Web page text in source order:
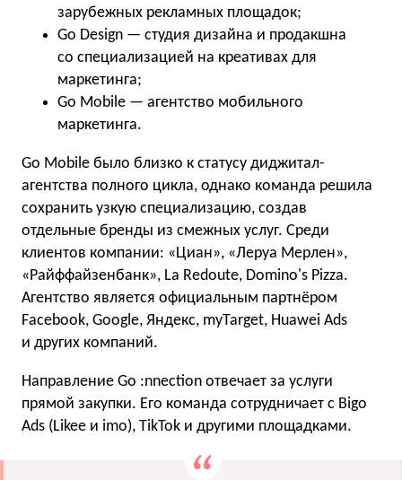
зарубежных рекламных площадок;
Go Design — студия дизайна и продакшна
со специализацией на креативах для
маркетинга;
Go Mobile — агентство мобильного
маркетинга.
Go Mobile было близко к статусу диджитал-
агентства полного цикла, однако команда решила
сохранить узкую специализацию, создав
отдельные бренды из смежных услуг. Среди
клиентов компании: «Циан», «Леруа Мерлен»,
«Райффайзенбанк», La Redoute, Domino's Pizza.
Агентство является официальным партнёром
Facebook, Google, Яндекс, myTarget, Huawei Ads
и других компаний.
Направление Go :nnection отвечает за услуги
прямой закупки. Его команда сотрудничает с Bigo
Ads (Likee и imo), TikTok и другими площадками.